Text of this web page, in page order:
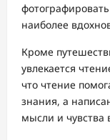
наиболее
Кроме
увлекается
что чтение
знания, а
мысли и чувства